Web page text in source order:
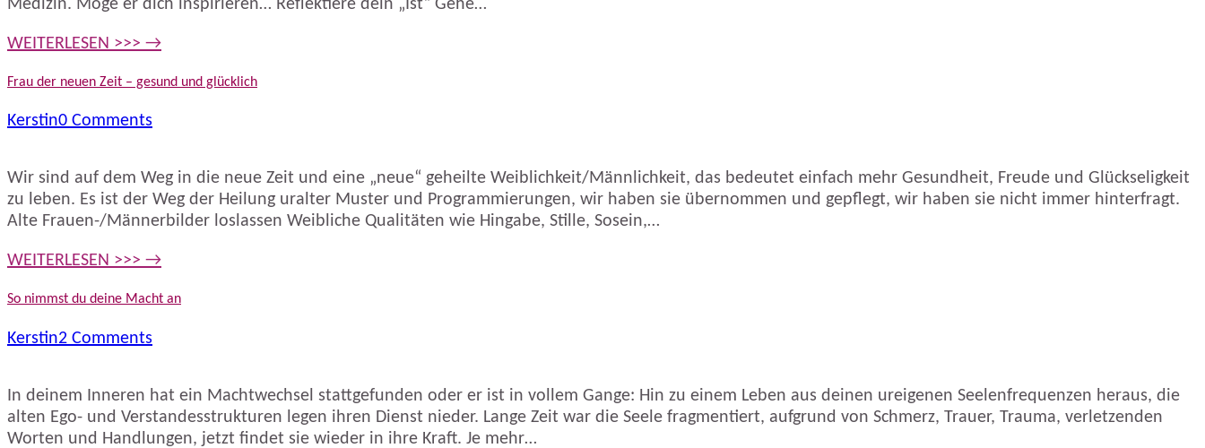
Medizin. Möge er dich inspirieren… Reflektiere dein „Ist“ Gehe…
WEITERLESEN >>> →
Frau der neuen Zeit – gesund und glücklich
Kerstin0 Comments
Wir sind auf dem Weg in die neue Zeit und eine „neue“ geheilte Weiblichkeit/Männlichkeit, das bedeutet einfach mehr Gesundheit, Freude und Glückseligkeit
zu leben. Es ist der Weg der Heilung uralter Muster und Programmierungen, wir haben sie übernommen und gepflegt, wir haben sie nicht immer hinterfragt.
Alte Frauen-/Männerbilder loslassen Weibliche Qualitäten wie Hingabe, Stille, Sosein,…
WEITERLESEN >>> →
So nimmst du deine Macht an
Kerstin2 Comments
In deinem Inneren hat ein Machtwechsel stattgefunden oder er ist in vollem Gange: Hin zu einem Leben aus deinen ureigenen Seelenfrequenzen heraus, die
alten Ego- und Verstandesstrukturen legen ihren Dienst nieder. Lange Zeit war die Seele fragmentiert, aufgrund von Schmerz, Trauer, Trauma, verletzenden
Worten und Handlungen, jetzt findet sie wieder in ihre Kraft. Je mehr…